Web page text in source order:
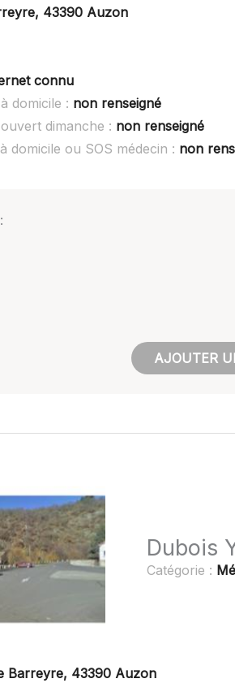
43390 Auzon
connu
domicile : non renseigné
dimanche : non renseigné
domicile ou SOS médecin : non
:
AJOUTER
Dubois
Catégorie :
Barreyre, 43390 Auzon